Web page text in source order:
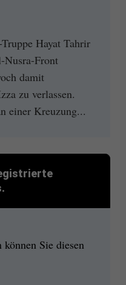
Hayat Tahrir
Nusra-Front
damit
zu verlassen.
einer Kreuzung...
Sie diesen